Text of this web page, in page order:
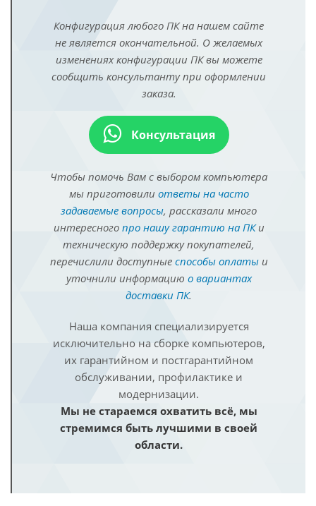
Конфигурация любого ПК на нашем сайте
не является окончательной. О желаемых
изменениях конфигурации ПК вы можете
сообщить консультанту при оформлении
заказа.
Консультация
Чтобы помочь Вам с выбором компьютера
мы приготовили ответы на часто
задаваемые вопросы, рассказали много
интересного про нашу гарантию на ПКи
техническую поддержку покупателей,
перечислили доступные способы оплатыи
уточнили информацию о вариантах
доставки ПК.
Наша компания специализируется
исключительно на сборке компьютеров,
их гарантийном и постгарантийном
обслуживании, профилактике и
модернизации.
Мы не стараемся охватить всё, мы
стремимся быть лучшими в своей
области.